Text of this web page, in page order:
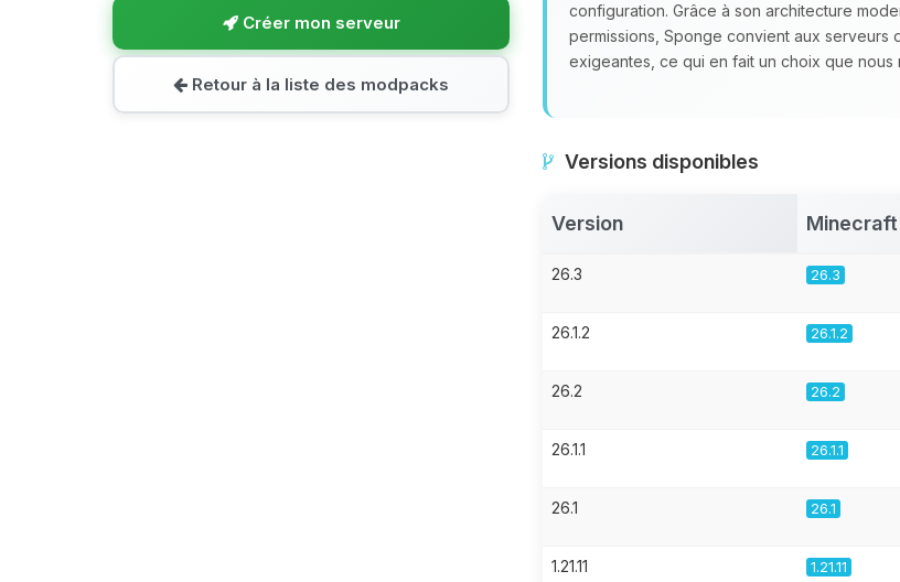
Créer mon serveur
Retour à la liste des modpacks
configuration. Grâce à son architecture
permissions, Sponge convient aux serveurs
exigeantes, ce qui en fait un choix que nous
Versions disponibles
Version Minecraft
26.3 26.3
26.1.2 26.1.2
26.2 26.2
26.1.1 26.1.1
26.1 26.1
1.21.11 1.21.11